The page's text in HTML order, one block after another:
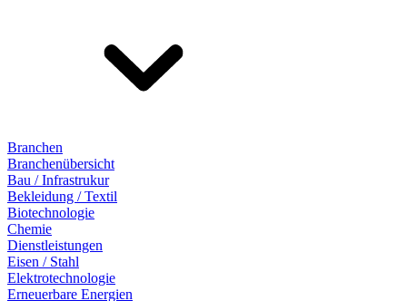
Branchen
Branchenübersicht
Bau / Infrastrukur
Bekleidung / Textil
Biotechnologie
Chemie
Dienstleistungen
Eisen / Stahl
Elektrotechnologie
Erneuerbare Energien